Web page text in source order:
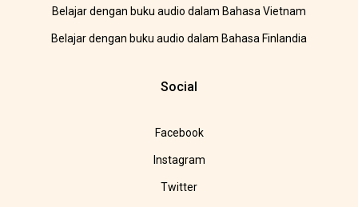
Belajar dengan buku audio dalam Bahasa Vietnam
Belajar dengan buku audio dalam Bahasa Finlandia
Social
Facebook
Instagram
Twitter